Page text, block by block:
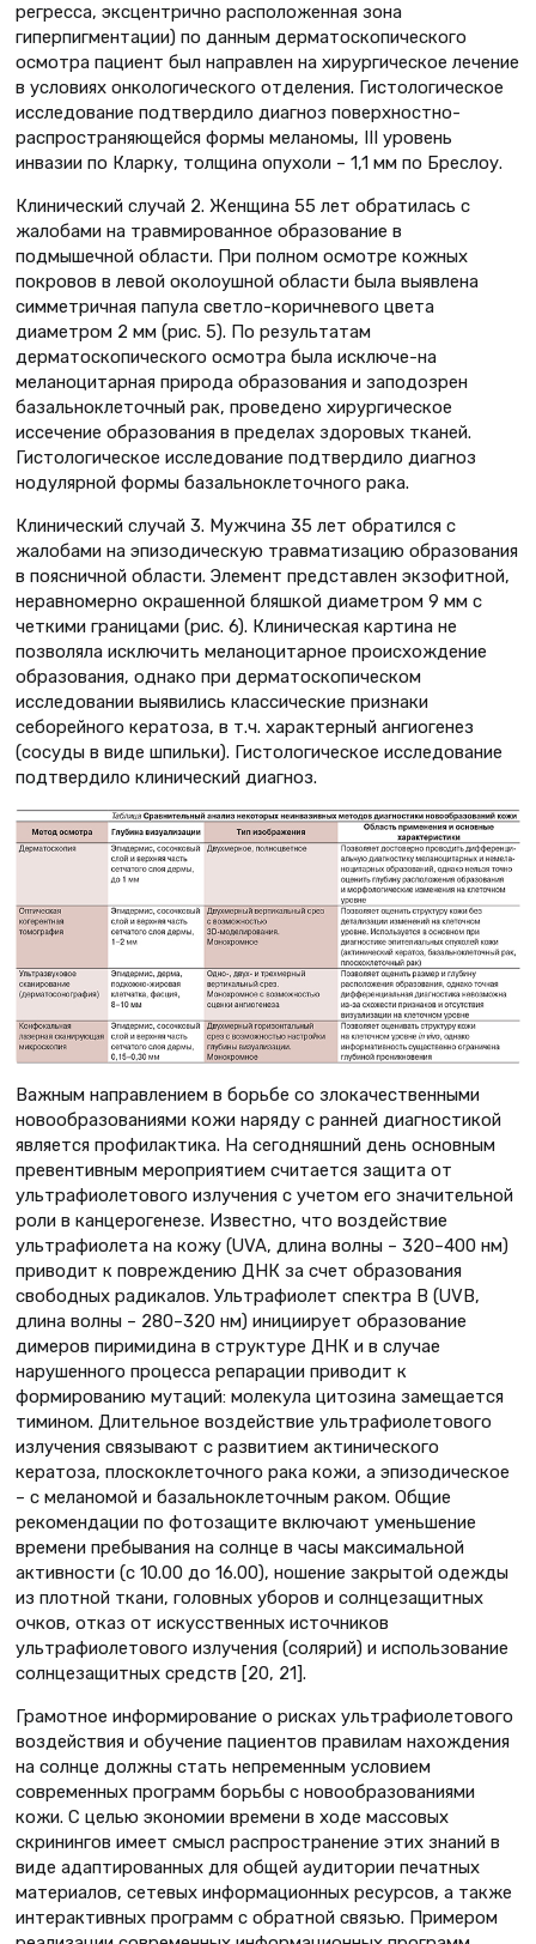
регресса, эксцентрично расположенная зона
гиперпигментации) по данным дерматоскопического
осмотра пациент был направлен на хирургическое лечение
в условиях онкологического отделения. Гистологическое
исследование подтвердило диагноз поверхностно-
распространяющейся формы меланомы, III уровень
инвазии по Кларку, толщина опухоли – 1,1 мм по Бреслоу.
Клинический случай 2. Женщина 55 лет обратилась с
жалобами на травмированное образование в
подмышечной области. При полном осмотре кожных
покровов в левой околоушной области была выявлена
симметричная папула светло-коричневого цвета
диаметром 2 мм (рис. 5). По результатам
дерматоскопического осмотра была исключе-на
меланоцитарная природа образования и заподозрен
базальноклеточный рак, проведено хирургическое
иссечение образования в пределах здоровых тканей.
Гистологическое исследование подтвердило диагноз
нодулярной формы базальноклеточного рака.
Клинический случай 3. Мужчина 35 лет обратился с
жалобами на эпизодическую травматизацию образования
в поясничной области. Элемент представлен экзофитной,
неравномерно окрашенной бляшкой диаметром 9 мм с
четкими границами (рис. 6). Клиническая картина не
позволяла исключить меланоцитарное происхождение
образования, однако при дерматоскопическом
исследовании выявились классические признаки
себорейного кератоза, в т.ч. характерный ангиогенез
(сосуды в виде шпильки). Гистологическое исследование
подтвердило клинический диагноз.
Важным направлением в борьбе со злокачественными
новообразованиями кожи наряду с ранней диагностикой
является профилактика. На сегодняшний день основным
превентивным мероприятием считается защита от
ультрафиолетового излучения с учетом его значительной
роли в канцерогенезе. Известно, что воздействие
ультрафиолета на кожу (UVA, длина волны – 320–400 нм)
приводит к повреждению ДНК за счет образования
свободных радикалов. Ультрафиолет спектра B (UVB,
длина волны – 280–320 нм) инициирует образование
димеров пиримидина в структуре ДНК и в случае
нарушенного процесса репарации приводит к
формированию мутаций: молекула цитозина замещается
тимином. Длительное воздействие ультрафиолетового
излучения связывают с развитием актинического
кератоза, плоскоклеточного рака кожи, а эпизодическое
– с меланомой и базальноклеточным раком. Общие
рекомендации по фотозащите включают уменьшение
времени пребывания на солнце в часы максимальной
активности (с 10.00 до 16.00), ношение закрытой одежды
из плотной ткани, головных уборов и солнцезащитных
очков, отказ от искусственных источников
ультрафиолетового излучения (солярий) и использование
солнцезащитных средств [20, 21].
Грамотное информирование о рисках ультрафиолетового
воздействия и обучение пациентов правилам нахождения
на солнце должны стать непременным условием
современных программ борьбы с новообразованиями
кожи. С целью экономии времени в ходе массовых
скринингов имеет смысл распространение этих знаний в
виде адаптированных для общей аудитории печатных
материалов, сетевых информационных ресурсов, а также
интерактивных программ с обратной связью. Примером